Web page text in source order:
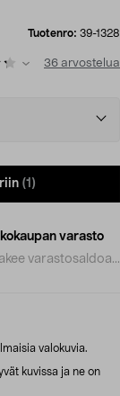
Tuotenro: 39-1328
36 arvostelua
(1)
varasto
varastosaldoa...
valokuvia.
kuvissa ja ne on